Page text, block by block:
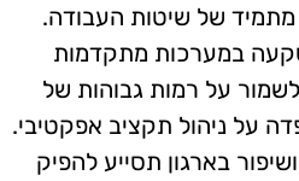
של שיטות העבודה.
במערכות מתקדמות
לשמור על רמות גבוהות של
על ניהול תקציב אפקטיבי.
בארגון תסייע להפיק